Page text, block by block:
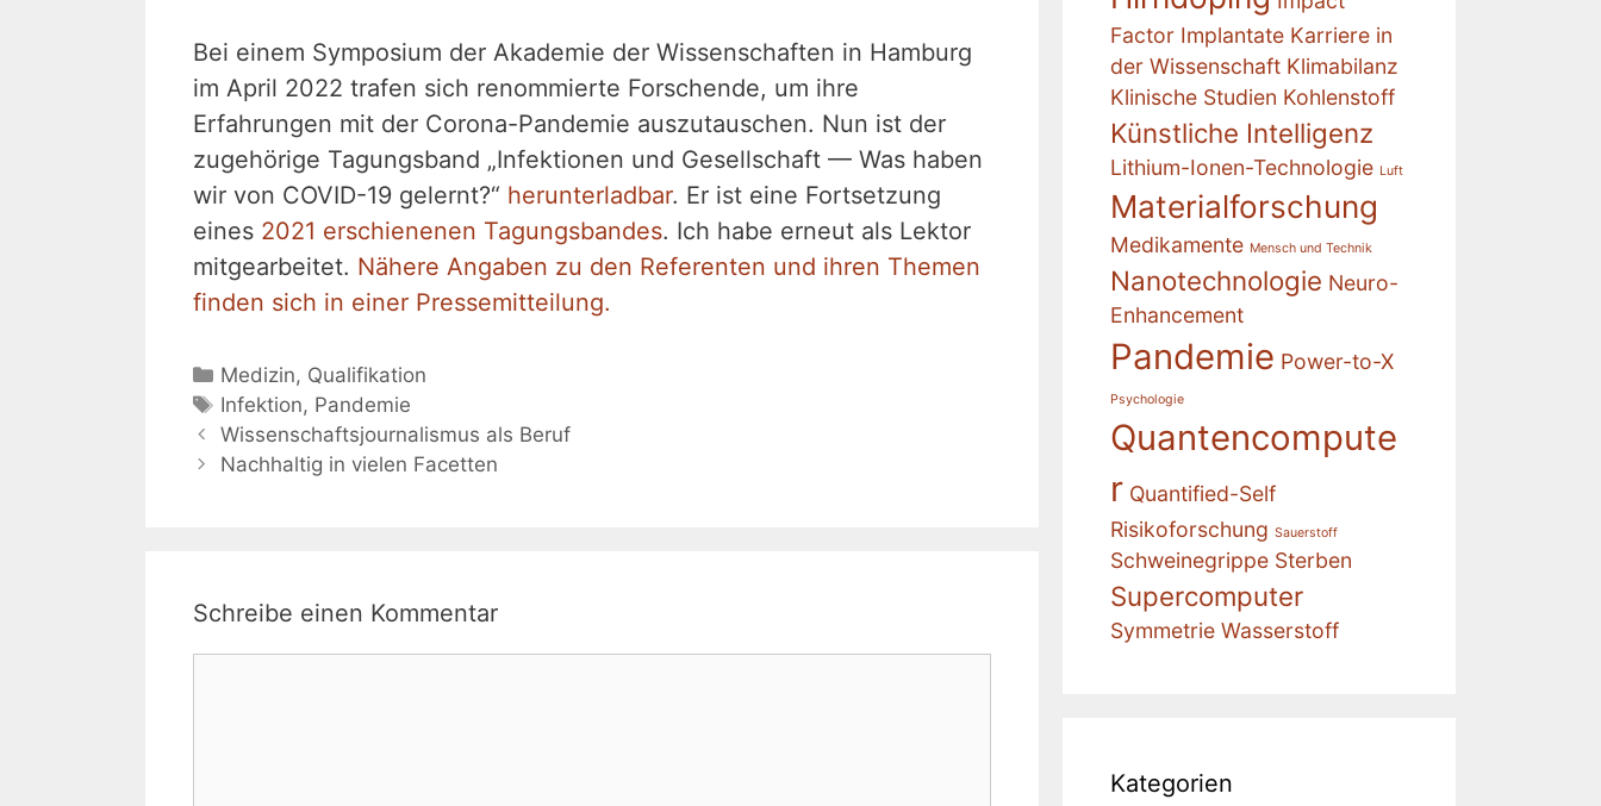
Bei einem Symposium der Akademie der Wissenschaften in Hamburg
im April 2022 trafen sich renommierte Forschende, um ihre
Erfahrungen mit der Corona-Pandemie auszutauschen. Nun ist der
zugehörige Tagungsband „Infektionen und Gesellschaft — Was haben
wir von COVID-19 gelernt?“ herunterladbar. Er ist eine Fortsetzung
eines 2021 erschienenen Tagungsbandes. Ich habe erneut als Lektor
mitgearbeitet. Nähere Angaben zu den Referenten und ihren Themen
finden sich in einer Pressemitteilung.
Kategorien
Medizin, Qualifikation
Schlagwörter
Infektion, Pandemie
Wissenschaftsjournalismus als Beruf
Nachhaltig in vielen Facetten
Schreibe einen Kommentar
Factor Implantate Karriere in
der Wissenschaft Klimabilanz
Klinische Studien Kohlenstoff
Künstliche Intelligenz
Lithium-Ionen-Technologie Luft
Materialforschung
Medikamente Mensch und Technik
Nanotechnologie Neuro-
Enhancement
Pandemie Power-to-X
Psychologie
Quantencompute
r Quantified-Self
Risikoforschung Sauerstoff
Schweinegrippe Sterben
Supercomputer
Symmetrie Wasserstoff
Kategorien